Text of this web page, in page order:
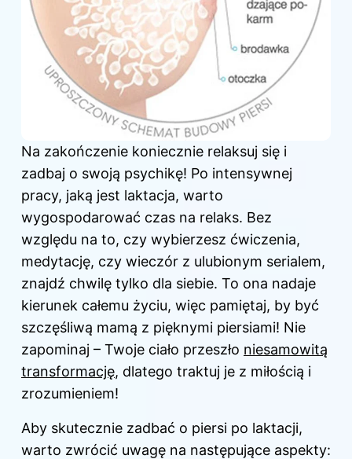
Na zakończenie koniecznie relaksuj się i
zadbaj o swoją psychikę! Po intensywnej
pracy, jaką jest laktacja, warto
wygospodarować czas na relaks. Bez
względu na to, czy wybierzesz ćwiczenia,
medytację, czy wieczór z ulubionym serialem,
znajdź chwilę tylko dla siebie. To ona nadaje
kierunek całemu życiu, więc pamiętaj, by być
szczęśliwą mamą z pięknymi piersiami! Nie
zapominaj – Twoje ciało przeszło niesamowitą
transformację, dlatego traktuj je z miłością i
zrozumieniem!
Aby skutecznie zadbać o piersi po laktacji,
warto zwrócić uwagę na następujące aspekty: